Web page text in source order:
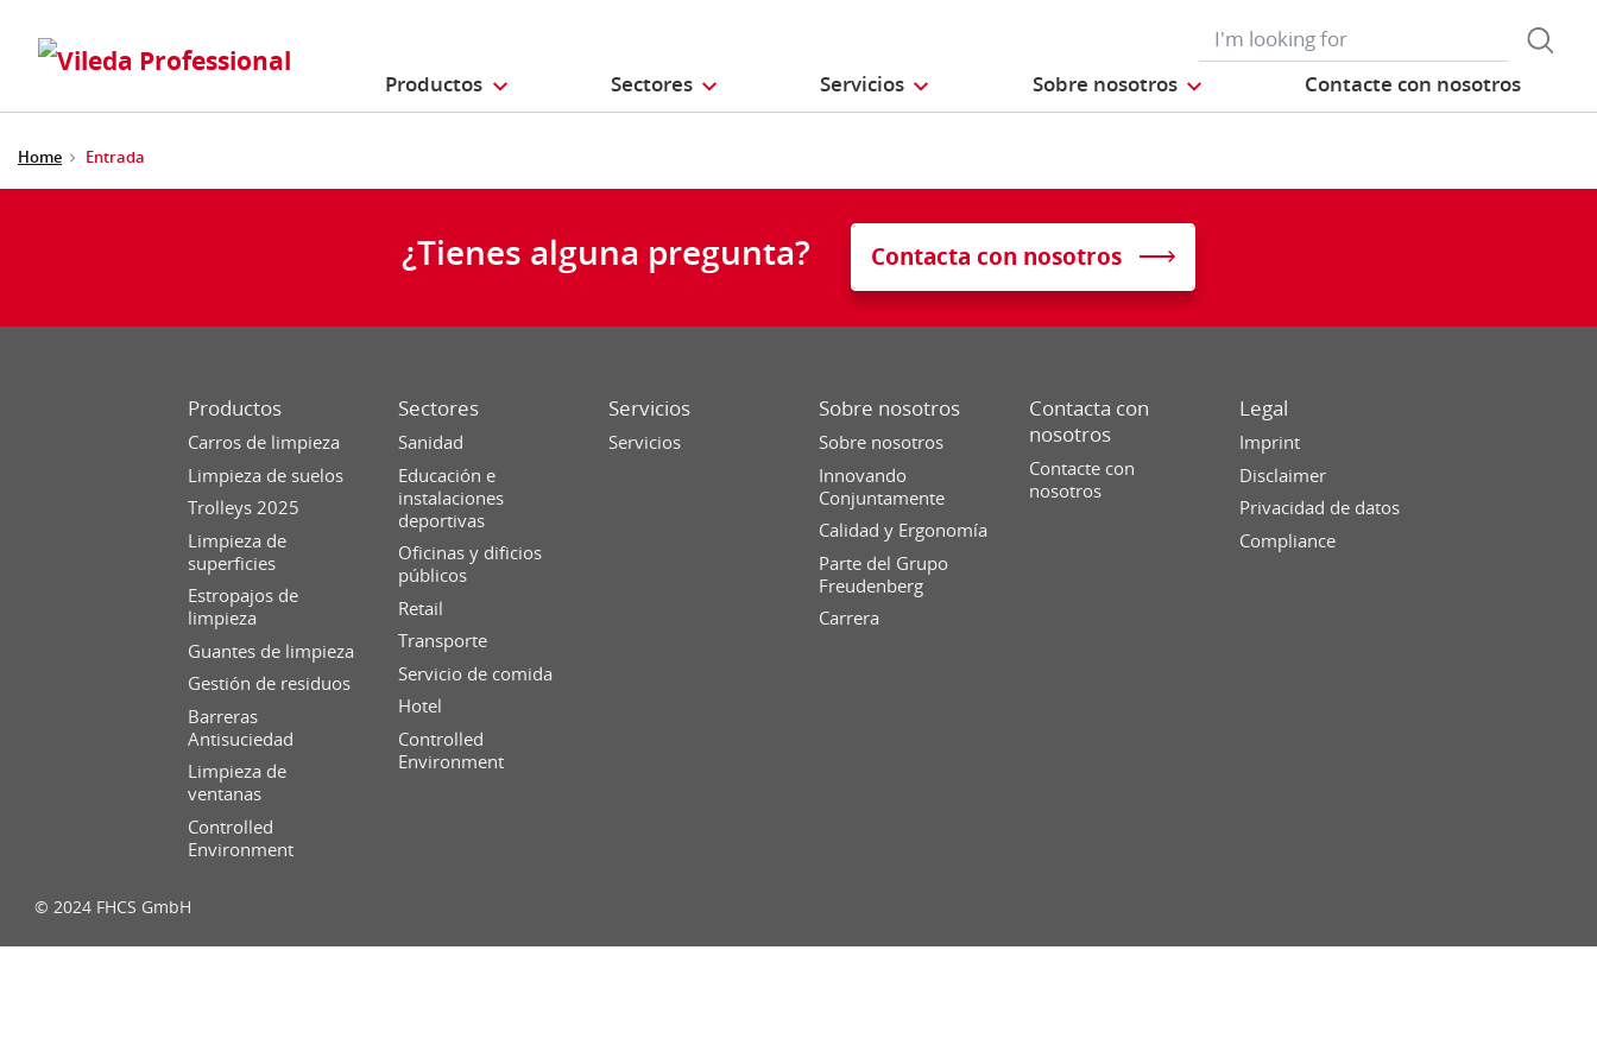
Productos Sectores Servicios Sobre nosotros Contacte con nosotros
Home Entrada
¿Tienes alguna pregunta? Contacta con nosotros
Productos
Carros de limpieza
Limpieza de suelos
Trolleys 2025
Limpieza de
superficies
Estropajos de
limpieza
Guantes de limpieza
Gestión de residuos
Barreras
Antisuciedad
Limpieza de
ventanas
Controlled
Environment
Sectores
Sanidad
Educación e
instalaciones
deportivas
Oficinas y dificios
públicos
Retail
Transporte
Servicio de comida
Hotel
Controlled
Environment
Servicios
Servicios
Sobre nosotros
Sobre nosotros
Innovando
Conjuntamente
Calidad y Ergonomía
Parte del Grupo
Freudenberg
Carrera
Contacta con
nosotros
Contacte con
nosotros
Legal
Imprint
Disclaimer
Privacidad de datos
Compliance
© 2024 FHCS GmbH